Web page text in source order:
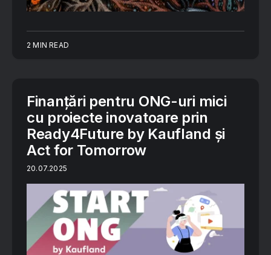
2 MIN READ
Finanțări pentru ONG-uri mici
cu proiecte inovatoare prin
Ready4Future by Kaufland și
Act for Tomorrow
20.07.2025